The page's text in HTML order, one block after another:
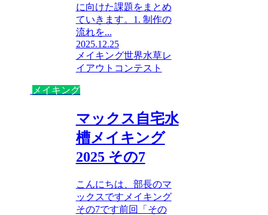
に向けた課題をまとめ
ていきます。1. 制作の
流れを...
2025.12.25
メイキング世界水草レ
イアウトコンテスト
メイキング
マックス自宅水
槽メイキング
2025 その7
こんにちは、部長のマ
ックスですメイキング
その7です前回「その